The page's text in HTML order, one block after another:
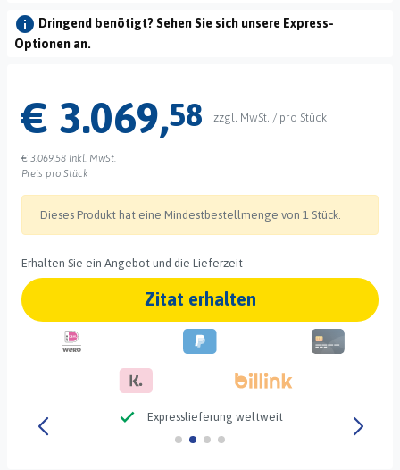
info Dringend benötigt? Sehen Sie sich unsere Express-
Optionen an.
€ 3.069,58 zzgl. MwSt. / pro Stück
€ 3.069,58 Inkl. MwSt.
Preis pro Stück
Dieses Produkt hat eine Mindestbestellmenge von 1 Stück.
Erhalten Sie ein Angebot und die Lieferzeit
Zitat erhalten
check Expresslieferung weltweit